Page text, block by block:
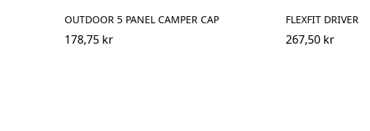
OUTDOOR 5 PANEL CAMPER CAP
178,75 kr
FLEXFIT DRIVER
267,50 kr